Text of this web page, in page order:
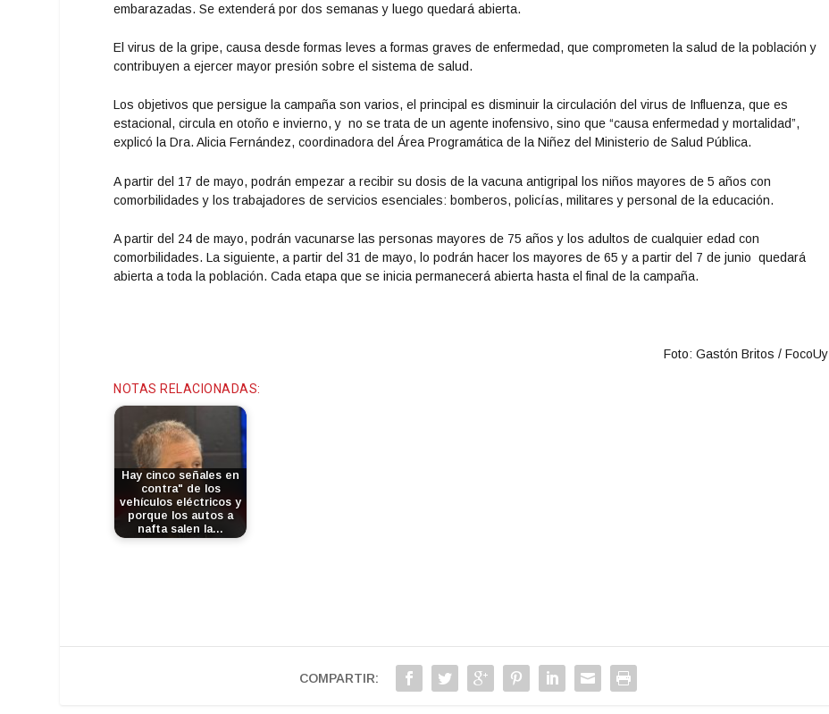
embarazadas. Se extenderá por dos semanas y luego quedará abierta.
El virus de la gripe, causa desde formas leves a formas graves de enfermedad, que comprometen la salud de la población y
contribuyen a ejercer mayor presión sobre el sistema de salud.
Los objetivos que persigue la campaña son varios, el principal es disminuir la circulación del virus de Influenza, que es
estacional, circula en otoño e invierno, y no se trata de un agente inofensivo, sino que “causa enfermedad y mortalidad”,
explicó la Dra. Alicia Fernández, coordinadora del Área Programática de la Niñez del Ministerio de Salud Pública.
A partir del 17 de mayo, podrán empezar a recibir su dosis de la vacuna antigripal los niños mayores de 5 años con
comorbilidades y los trabajadores de servicios esenciales: bomberos, policías, militares y personal de la educación.
A partir del 24 de mayo, podrán vacunarse las personas mayores de 75 años y los adultos de cualquier edad con
comorbilidades. La siguiente, a partir del 31 de mayo, lo podrán hacer los mayores de 65 y a partir del 7 de junio quedará
abierta a toda la población. Cada etapa que se inicia permanecerá abierta hasta el final de la campaña.
Foto: Gastón Britos / FocoUy
NOTAS RELACIONADAS:
Hay cinco señales en
contra" de los
vehículos eléctricos y
porque los autos a
nafta salen la…
COMPARTIR: